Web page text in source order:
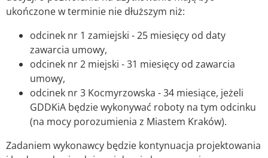
ukończone w terminie nie dłuższym niż:
odcinek nr 1 zamiejski - 25 miesięcy od daty
zawarcia umowy,
odcinek nr 2 miejski - 31 miesięcy od zawarcia
umowy,
odcinek nr 3 Kocmyrzowska - 34 miesiące, jeżeli
GDDKiA będzie wykonywać roboty na tym odcinku
(na mocy porozumienia z Miastem Kraków).
Zadaniem wykonawcy będzie kontynuacja projektowania